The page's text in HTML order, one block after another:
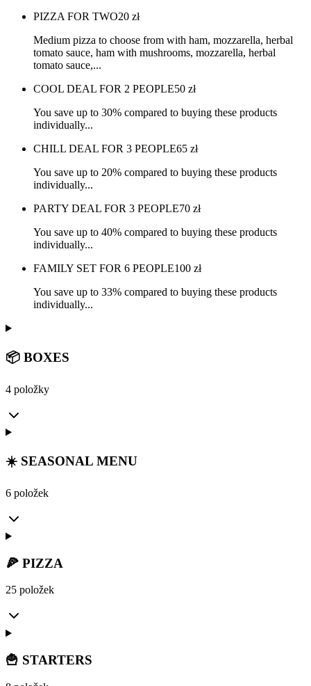
PIZZA FOR TWO20 zł
Medium pizza to choose from with ham, mozzarella, herbal
tomato sauce, ham with mushrooms, mozzarella, herbal
tomato sauce,...
COOL DEAL FOR 2 PEOPLE50 zł
You save up to 30% compared to buying these products
individually...
CHILL DEAL FOR 3 PEOPLE65 zł
You save up to 20% compared to buying these products
individually...
PARTY DEAL FOR 3 PEOPLE70 zł
You save up to 40% compared to buying these products
individually...
FAMILY SET FOR 6 PEOPLE100 zł
You save up to 33% compared to buying these products
individually...
📦 BOXES
4 položky
☀️ SEASONAL MENU
6 položek
🍕 PIZZA
25 položek
🍟 STARTERS